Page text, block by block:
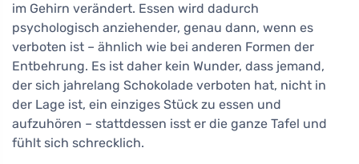
im Gehirn verändert. Essen wird dadurch
psychologisch anziehender, genau dann, wenn es
verboten ist – ähnlich wie bei anderen Formen der
Entbehrung. Es ist daher kein Wunder, dass jemand,
der sich jahrelang Schokolade verboten hat, nicht in
der Lage ist, ein einziges Stück zu essen und
aufzuhören – stattdessen isst er die ganze Tafel und
fühlt sich schrecklich.